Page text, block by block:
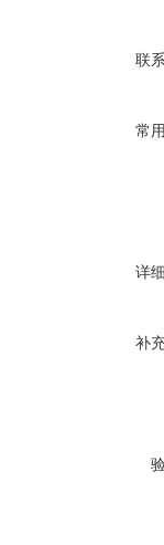
联
常
详
补